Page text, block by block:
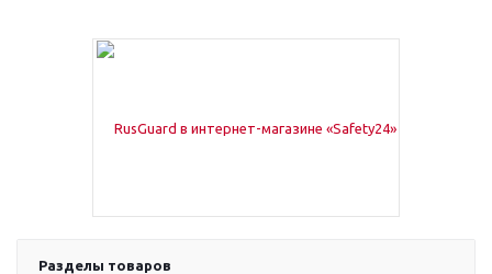
Разделы товаров